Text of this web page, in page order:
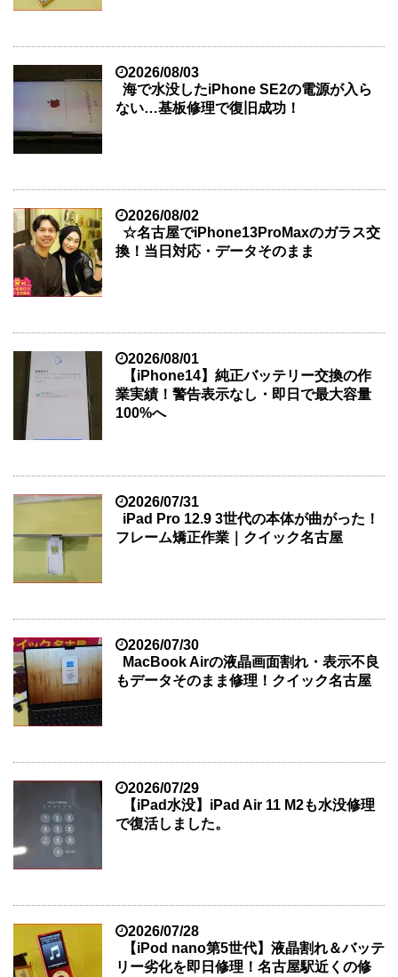
2026/08/03
海で水没したiPhone SE2の電源が入ら
ない…基板修理で復旧成功！
2026/08/02
☆名古屋でiPhone13ProMaxのガラス交
換！当日対応・データそのまま
2026/08/01
【iPhone14】純正バッテリー交換の作
業実績！警告表示なし・即日で最大容量
100%へ
2026/07/31
iPad Pro 12.9 3世代の本体が曲がった！
フレーム矯正作業｜クイック名古屋
2026/07/30
MacBook Airの液晶画面割れ・表示不良
もデータそのまま修理！クイック名古屋
2026/07/29
【iPad水没】iPad Air 11 M2も水没修理
で復活しました。
2026/07/28
【iPod nano第5世代】液晶割れ＆バッテ
リー劣化を即日修理！名古屋駅近くの修